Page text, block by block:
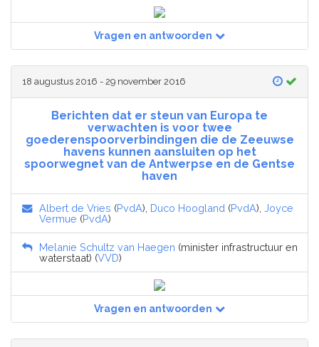
Vragen en antwoorden
18 augustus 2016 - 29 november 2016
Berichten dat er steun van Europa te
verwachten is voor twee
goederenspoorverbindingen die de Zeeuwse
havens kunnen aansluiten op het
spoorwegnet van de Antwerpse en de Gentse
haven
Albert de Vries (PvdA), Duco Hoogland (PvdA), Joyce
Vermue (PvdA)
Melanie Schultz van Haegen (minister infrastructuur en
waterstaat) (VVD)
Vragen en antwoorden